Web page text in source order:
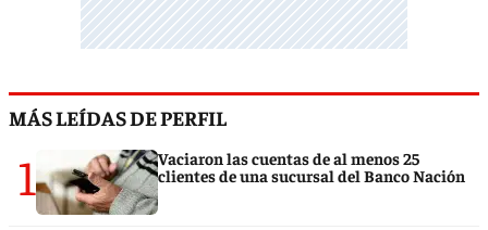
MÁS LEÍDAS DE PERFIL
1
Vaciaron las cuentas de al menos 25
clientes de una sucursal del Banco Nación